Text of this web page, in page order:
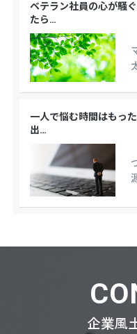
ベテラン社員の心が騒
たら…
一人で悩む時間はもっ
出…
企業風